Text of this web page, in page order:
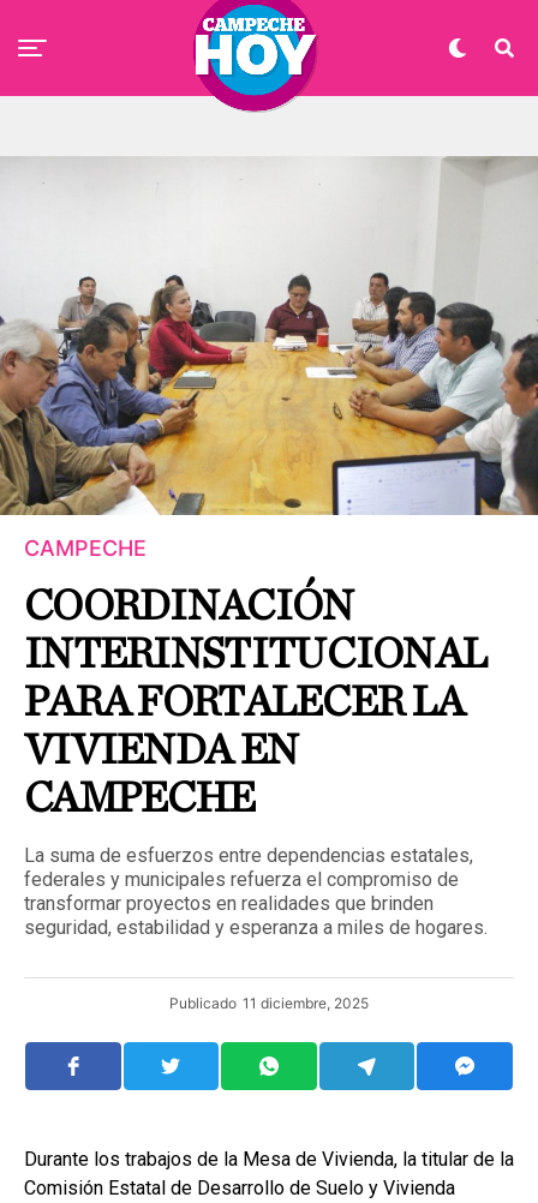
CAMPECHE
COORDINACIÓN
INTERINSTITUCIONAL
PARA FORTALECER LA
VIVIENDA EN
CAMPECHE
La suma de esfuerzos entre dependencias estatales,
federales y municipales refuerza el compromiso de
transformar proyectos en realidades que brinden
seguridad, estabilidad y esperanza a miles de hogares.
Publicado 11 diciembre, 2025
Durante los trabajos de la Mesa de Vivienda, la titular de la
Comisión Estatal de Desarrollo de Suelo y Vivienda